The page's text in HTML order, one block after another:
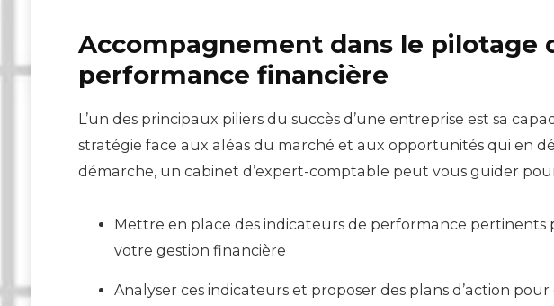
Accompagnement dans le pilotage
performance financière
L’un des principaux piliers du succès d’une entreprise est sa
stratégie face aux aléas du marché et aux opportunités qui en
démarche, un cabinet d’expert-comptable peut vous guider
Mettre en place des indicateurs de performance pertinents
votre gestion financière
Analyser ces indicateurs et proposer des plans d’action pour